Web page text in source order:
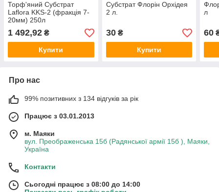
Торф'яний Субстрат
Laflora KKS-2 (фракція 7-
20мм) 250л
1 492,92 ₴
Купити
Субстрат Флорін Орхідея
2 л.
30₴
Купити
л
60
Про нас
99% позитивних з 134 відгуків за рік
Працює з 03.01.2013
м. Маяки
вул. Преображенська 15б (Радянської армії 15б ), Маяки,
Україна
Контакти
Сьогодні працює з 08:00 до 14:00